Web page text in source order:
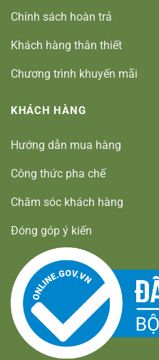
Chính sách hoàn trả
Khách hàng thân thiết
Chương trình khuyến mãi
KHÁCH HÀNG
Hướng dẫn mua hàng
Công thức pha chế
Chăm sóc khách hàng
Đóng góp ý kiến